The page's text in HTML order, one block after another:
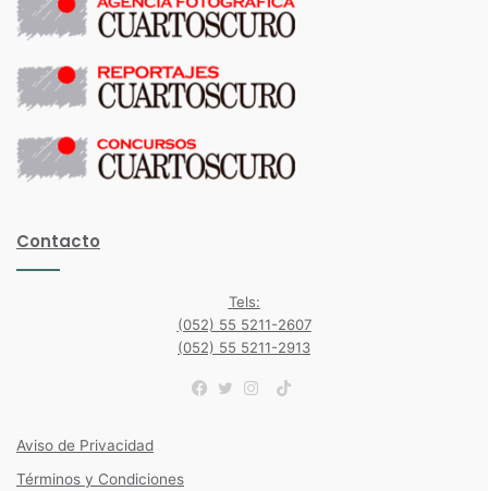
Contacto
Tels:
(052) 55 5211-2607
(052) 55 5211-2913
TikTok
Aviso de Privacidad
Términos y Condiciones